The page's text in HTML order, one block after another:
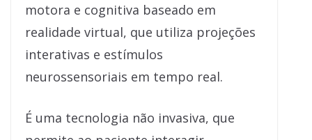
motora e cognitiva baseado em
realidade virtual, que utiliza projeções
interativas e estímulos
neurossensoriais em tempo real.
É uma tecnologia não invasiva, que